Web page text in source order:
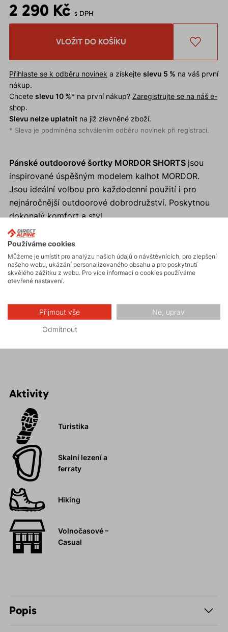
2 290 Kč s DPH
VLOŽIT DO KOŠÍKU
Přihlaste se k odběru novinek a získejte slevu 5 % na váš první
nákup.
Chcete slevu 10 %* na první nákup? Zaregistrujte se na náš e-
shop.
Slevu nelze uplatnitna již zlevněné zboží.
* Sleva je podmíněna schválením odběru novinek při registraci.
Pánské outdoorové šortky MORDOR SHORTS jsou
inspirované úspěšným modelem kalhot MORDOR.
Jsou ideální volbou pro každodenní použití i pro
nejnáročnější outdoorové dobrodružství. Poskytnou
dokonalý komfort a styl.
Proč si koupit pánské outdoorové šortky MORDOR
SHORTS?
Maximální komfort a volnost pohybu.
Strečový materiál s podílem bavlny.
Ideální pro turistiku, procházky, výlety nebo
Aktivity
Turistika
Skalní lezení a
ferraty
Hiking
Volnočasové –
Casual
Popis
Používáme cookies
Můžeme je umístit pro analýzu našich údajů o návštěvnících, pro zlepšení
našeho webu, ukázání personalizovaného obsahu a pro poskytnutí
skvělého zážitku z webu. Pro více informací o cookies používáme
otevřené nastavení.
Přijmout vše Ne, uprav
Odmítnout